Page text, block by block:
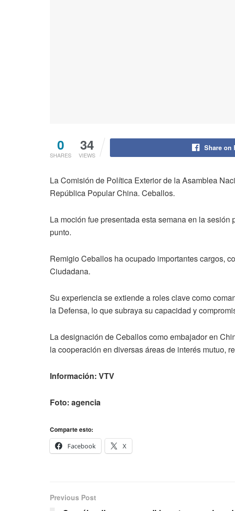
0
SHARES
34
VIEWS
Share on
La Comisión de Política Exterior de la Asamblea
República Popular China. Ceballos.
La moción fue presentada esta semana en la
punto.
Remigio Ceballos ha ocupado importantes cargos,
Ciudadana.
Su experiencia se extiende a roles clave como
la Defensa, lo que subraya su capacidad y
La designación de Ceballos como embajador en
la cooperación en diversas áreas de interés mutuo,
Información: VTV
Foto: agencia
Comparte esto:
Facebook
X
Previous Post